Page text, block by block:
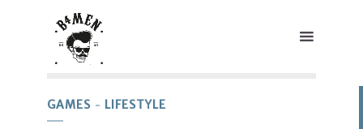
GAMES LIFESTYLE